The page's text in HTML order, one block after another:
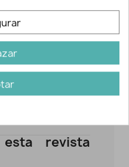
calados.
indicados para
el patrón
materiales y los
uno de los
explicaciones,
revista